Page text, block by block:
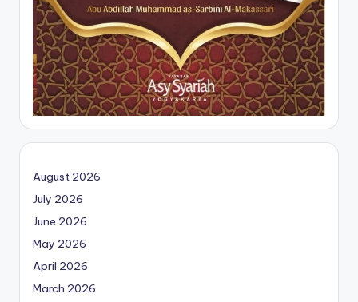
August 2026
July 2026
June 2026
May 2026
April 2026
March 2026